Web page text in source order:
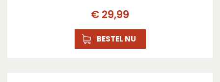
€ 29,99
BESTEL NU